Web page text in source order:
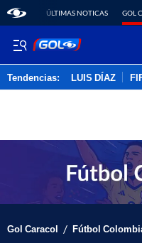
ÚLTIMAS NOTICAS GOL
Tendencias: LUIS DÍAZ
Gol Caracol / Fútbol